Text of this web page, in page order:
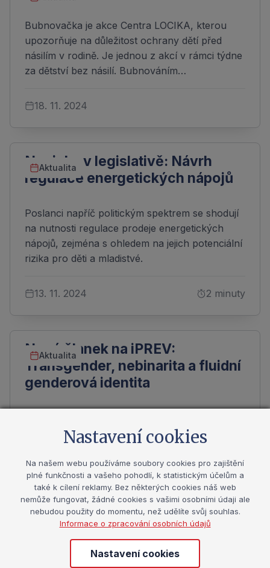
Bubnovačka je akce Centra LOCIKA, kterou
upozorňuje na důležitost ochrany dětí před
násilím v rodině. Je jednou z akcí v rámci týdne
za dětství bez násilí. Bubnováním…
18. 11. 2024
Aktualita
Novinka v legislativě: Návrh
regulace energetických nápojů
Poslanci napříč politickým spektrem se shodují
na nutnosti regulace prodeje energetických
nápojů, zejména s ohledem na jejich potenciální
rizika pro děti a mladistvé.
13. 11. 2024 2 minuty
Aktualita
Nový članek na iPREV:
Transgender, nebinarita a fluidní
genderová identita
stále častěji setkáváme s pojmy jako
související s vlastní genderovou identitou se u…
8. 11. 2024 1 minuta
30. konference Duševního zdraví
Nastavení cookies
Na našem webu používáme soubory cookies pro zajištění
plné funkčnosti a vašeho pohodlí, k statistickým účelům a
také k cílení reklamy. Bez některých cookies náš web
nemůže fungovat, žádné cookies s vašimi osobními údaji ale
nebudou použity do momentu, než udělíte svůj souhlas.
Informace o zpracování osobních údajů
Nastavení cookies